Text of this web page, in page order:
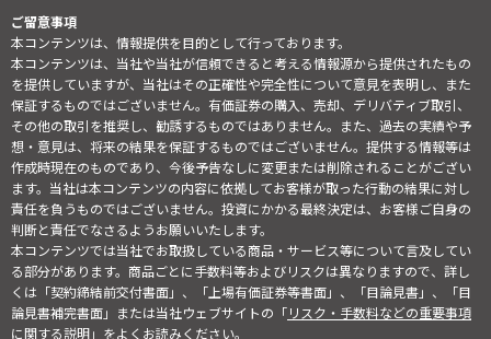
ご留意事項
本コンテンツは、情報提供を目的として行っております。
本コンテンツは、当社や当社が信頼できると考える情報源から提供されたもの
を提供していますが、当社はその正確性や完全性について意見を表明し、また
保証するものではございません。有価証券の購入、売却、デリバティブ取引、
その他の取引を推奨し、勧誘するものではありません。また、過去の実績や予
想・意見は、将来の結果を保証するものではございません。提供する情報等は
作成時現在のものであり、今後予告なしに変更または削除されることがござい
ます。当社は本コンテンツの内容に依拠してお客様が取った行動の結果に対し
責任を負うものではございません。投資にかかる最終決定は、お客様ご自身の
判断と責任でなさるようお願いいたします。
本コンテンツでは当社でお取扱している商品・サービス等について言及してい
る部分があります。商品ごとに手数料等およびリスクは異なりますので、詳し
くは「契約締結前交付書面」、「上場有価証券等書面」、「目論見書」、「目
論見書補完書面」または当社ウェブサイトの「リスク・手数料などの重要事項
に関する説明」をよくお読みください。